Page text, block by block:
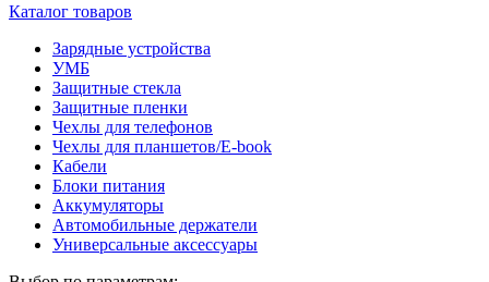
Каталог товаров
Зарядные устройства
УМБ
Защитные стекла
Защитные пленки
Чехлы для телефонов
Чехлы для планшетов/E-book
Кабели
Блоки питания
Аккумуляторы
Автомобильные держатели
Универсальные аксессуары